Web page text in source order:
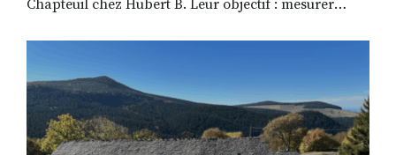
Chapteuil chez Hubert B. Leur objectif : mesurer
de vie des personnes qui souffrent du syndrome
Loire qui souffre du syndrome éolien, […]